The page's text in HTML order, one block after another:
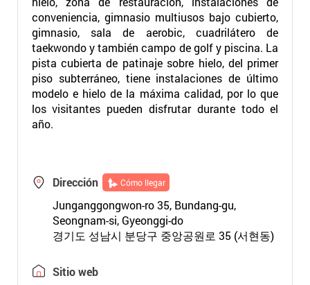
conveniencia, gimnasio multiusos bajo cubierto,
gimnasio, sala de aerobic, cuadrilátero de
taekwondo y también campo de golf y piscina. La
pista cubierta de patinaje sobre hielo, del primer
piso subterráneo, tiene instalaciones de último
modelo e hielo de la máxima calidad, por lo que
los visitantes pueden disfrutar durante todo el
año.
Dirección Cómo llegar
Junganggongwon-ro 35, Bundang-gu,
Seongnam-si, Gyeonggi-do
경기도 성남시 분당구 중앙공원로 35 (서현동)
Sitio web